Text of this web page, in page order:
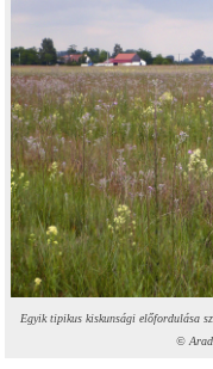
Egyik tipikus kiskunsági előfordulása
©